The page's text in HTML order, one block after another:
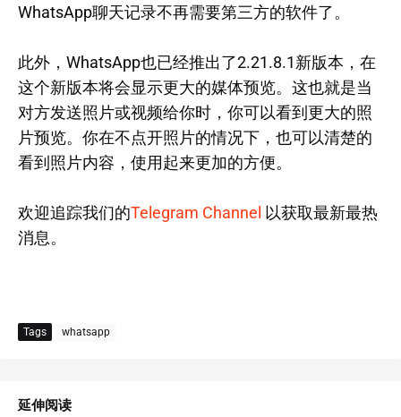
WhatsApp聊天记录不再需要第三方的软件了。
此外，WhatsApp也已经推出了2.21.8.1新版本，在
这个新版本将会显示更大的媒体预览。这也就是当
对方发送照片或视频给你时，你可以看到更大的照
片预览。你在不点开照片的情况下，也可以清楚的
看到照片内容，使用起来更加的方便。
欢迎追踪我们的Telegram Channel 以获取最新最热
消息。
Tags whatsapp
延伸阅读